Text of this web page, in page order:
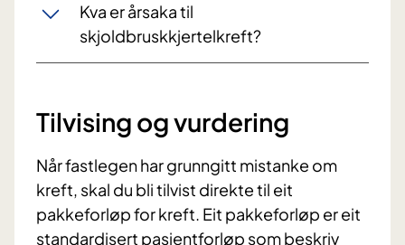
Kva er årsaka til
skjoldbruskkjertelkreft?
Tilvising og vurdering
Når fastlegen har grunngitt mistanke om
kreft, skal du bli tilvist direkte til eit
pakkeforløp for kreft. Eit pakkeforløp er eit
standardisert pasientforløp som beskriv